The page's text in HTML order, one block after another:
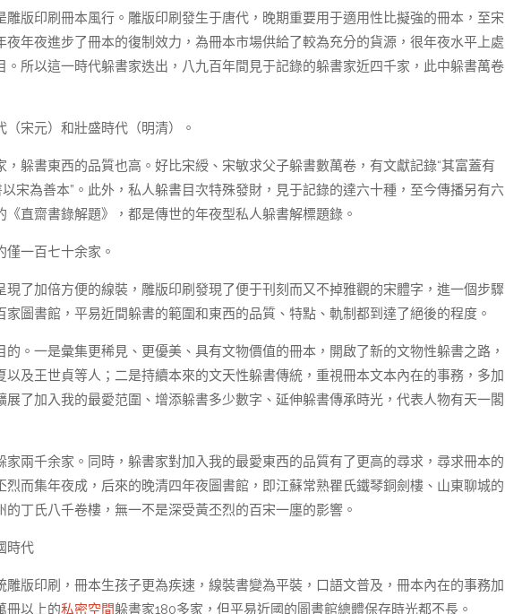
版印刷冊本風行。雕版印刷發生于唐代，晚期重要用于適用性比擬強的冊本，至宋
年夜進步了冊本的復制效力，為冊本市場供給了較為充分的貨源，很年夜水平上處
所以這一時代躲書家迭出，八九百年間見于記錄的躲書家近四千家，此中躲書萬卷
宋元）和壯盛時代（明清）。
躲書東西的品質也高。好比宋綬、宋敏求父子躲書數萬卷，有文獻記錄“其富蓋有
宋為善本”。此外，私人躲書目次特殊發財，見于記錄的達六十種，至今傳播另有六
直齋書錄解題》，都是傳世的年夜型私人躲書解標題錄。
一百七十余家。
了加倍方便的線裝，雕版印刷發現了便于刊刻而又不掉雅觀的宋體字，進一個步驟
圖書館，平易近間躲書的範圍和東西的品質、特點、軌制都到達了絕後的程度。
。一是彙集更稀見、更優美、具有文物價值的冊本，開啟了新的文物性躲書之路，
及王世貞等人；二是持續本來的文天性躲書傳統，重視冊本文本內在的事務，多加
了加入我的最愛范圍、增添躲書多少數字、延伸躲書傳承時光，代表人物有天一閣
兩千余家。同時，躲書家對加入我的最愛東西的品質有了更高的尋求，尋求冊本的
而集年夜成，后來的晚清四年夜圖書館，即江蘇常熟瞿氏鐵琴銅劍樓、山東聊城的
丁氏八千卷樓，無一不是深受黃丕烈的百宋一廛的影響。
時代
版印刷，冊本生孩子更為疾速，線裝書變為平裝，口語文普及，冊本內在的事務加
冊以上的私密空間躲書家180多家，但平易近國的圖書館總體保存時光都不長。